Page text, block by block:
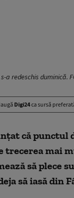
redeschis duminică.
Digi24ca sursă
că punctul
trecerea mai
să plece
să iasă din